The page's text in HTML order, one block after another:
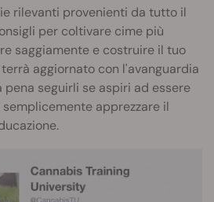
rilevanti provenienti da tutto il
per coltivare cime più
saggiamente e costruire il tuo
aggiornato con l'avanguardia
pena seguirli se aspiri ad essere
semplicemente apprezzare il